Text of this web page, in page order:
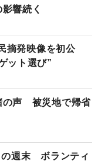
響続く
摘発映像を初公
ット選び”
の声 被災地で帰省
の週末 ボランティ